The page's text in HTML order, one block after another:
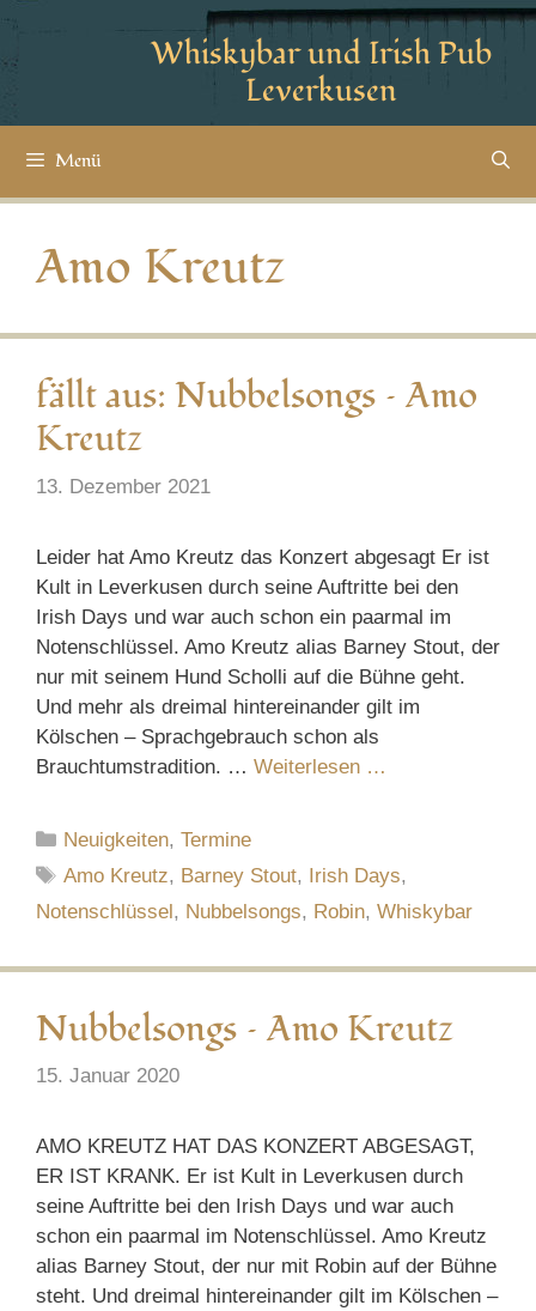
Whiskybar und Irish Pub
Leverkusen
Menü
Amo Kreutz
fällt aus: Nubbelsongs – Amo
Kreutz
13. Dezember 2021
Leider hat Amo Kreutz das Konzert abgesagt Er ist
Kult in Leverkusen durch seine Auftritte bei den
Irish Days und war auch schon ein paarmal im
Notenschlüssel. Amo Kreutz alias Barney Stout, der
nur mit seinem Hund Scholli auf die Bühne geht.
Und mehr als dreimal hintereinander gilt im
Kölschen – Sprachgebrauch schon als
Brauchtumstradition. … Weiterlesen …
Kategorien
Neuigkeiten,Termine
Schlagwörter
Amo Kreutz, Barney Stout, Irish Days,
Notenschlüssel, Nubbelsongs, Robin, Whiskybar
Nubbelsongs – Amo Kreutz
15. Januar 2020
AMO KREUTZ HAT DAS KONZERT ABGESAGT,
ER IST KRANK. Er ist Kult in Leverkusen durch
seine Auftritte bei den Irish Days und war auch
schon ein paarmal im Notenschlüssel. Amo Kreutz
alias Barney Stout, der nur mit Robin auf der Bühne
steht. Und dreimal hintereinander gilt im Kölschen –